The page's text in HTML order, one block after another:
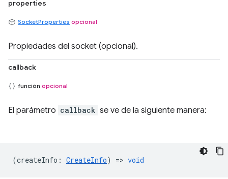
properties
SocketProperties opcional
Propiedades del socket (opcional).
callback
función opcional
El parámetro callback se ve de la siguiente manera:
(createInfo : CreateInfo) => void